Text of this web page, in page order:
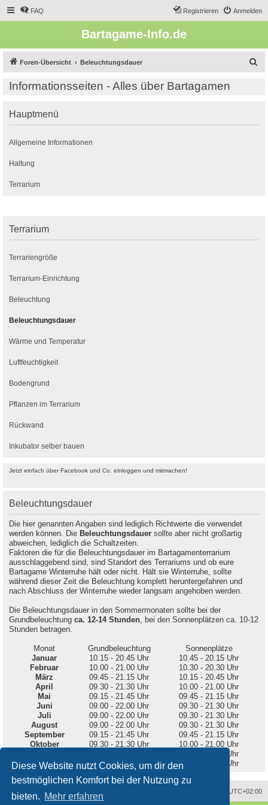
Diese Website nutzt Cookies, um dir den
bestmöglichen Komfort bei der Nutzung zu
bieten. Mehr erfahren
FAQ Anmelden
Registrieren
Bartagame-Info.de
Foren-Übersicht Beleuchtungsdauer
Informationsseiten - Alles über Bartagamen
Hauptmenü
Allgemeine Informationen
Haltung
Terrarium
Jetzt einfach über Facebook und Co. einloggen und mitmachen!
Beleuchtungsdauer
Die hier genannten Angaben sind lediglich Richtwerte die verwendet
werden können. Die Beleuchtungsdauer sollte aber nicht großartig
abweichen, lediglich die Schaltzeiten.
Faktoren die für die Beleuchtungsdauer im Bartagamenterrarium
ausschlaggebend sind, sind Standort des Terrariums und ob eure
Bartagame Winterruhe hält oder nicht. Hält sie Winterruhe, sollte
während dieser Zeit die Beleuchtung komplett heruntergefahren und
nach Abschluss der Winterruhe wieder langsam angehoben werden.
Die Beleuchtungsdauer in den Sommermonaten sollte bei der
Grundbeleuchtung ca. 12-14 Stunden, bei den Sonnenplätzen ca. 10-12
Stunden betragen.
Monat Grundbeleuchtung
Sonnenplätze
Januar
10.15 - 20.45 Uhr
10.45 - 20.15 Uhr
Februar
10.00 - 21.00 Uhr
10.30 - 20.30 Uhr
März
09.45 - 21.15 Uhr
10.15 - 20.45 Uhr
April
09.30 - 21.30 Uhr
10.00 - 21.00 Uhr
Mai
09.15 - 21.45 Uhr
09.45 - 21.15 Uhr
Juni
09.00 - 22.00 Uhr
09.30 - 21.30 Uhr
Juli
09.00 - 22.00 Uhr
09.30 - 21.30 Uhr
August
09.00 - 22.00 Uhr
09.30 - 21.30 Uhr
September
09.15 - 21.45 Uhr
09.45 - 21.15 Uhr
Oktober
09.30 - 21.30 Uhr
10.00 - 21.00 Uhr
10.15 - 20.45 Uhr
Dezember
10.00 - 21.00 Uhr 10.30 - 20.30 Uhr
Terrarium
Terrariengröße
Terrarium-Einrichtung
Beleuchtung
Beleuchtungsdauer
Wärme und Temperatur
Luftfeuchtigkeit
Bodengrund
Pflanzen im Terrarium
Rückwand
Inkubator selber bauen
UTC+02:00